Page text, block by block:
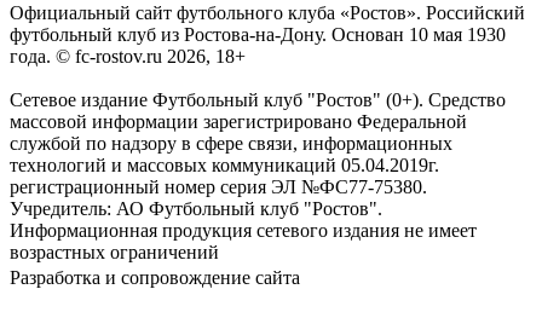
Официальный сайт футбольного клуба «Ростов». Российский
футбольный клуб из Ростова-на-Дону. Основан 10 мая 1930
года. © fc-rostov.ru 2026, 18+
Сетевое издание Футбольный клуб "Ростов" (0+). Средство
массовой информации зарегистрировано Федеральной
службой по надзору в сфере связи, информационных
технологий и массовых коммуникаций 05.04.2019г.
регистрационный номер серия ЭЛ №ФС77-75380.
Учредитель: АО Футбольный клуб "Ростов".
Информационная продукция сетевого издания не имеет
возрастных ограничений
Разработка и сопровождение сайта